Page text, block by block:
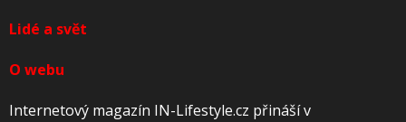
Lidé a svět
O webu
Internetový magazín IN-Lifestyle.cz přináší v